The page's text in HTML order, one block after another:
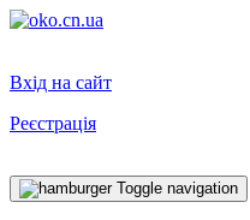
Вхід на сайт
Реєстрація
Toggle navigation